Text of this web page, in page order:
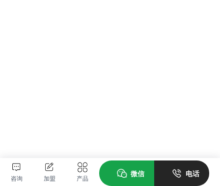
咨询 加盟 产品 微信 电话